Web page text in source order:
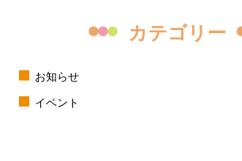
カテゴリー
お知らせ
イベント